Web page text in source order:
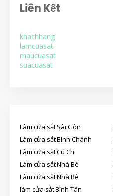
Liên Kết
khachhang
lamcuasat
maucuasat
suacuasat
Làm cửa sắt Sài Gòn
Làm cửa sắt Bình Chánh
Làm cửa sắt Củ Chi
Làm cửa sắt Nhà Bè
Làm cửa sắt Nhà Bè
làm cửa sắt Bình Tân